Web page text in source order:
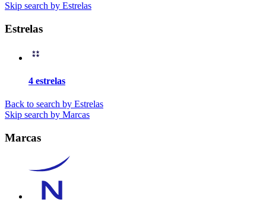
Skip search by Estrelas
Estrelas
4 estrelas
Back to search by Estrelas
Skip search by Marcas
Marcas